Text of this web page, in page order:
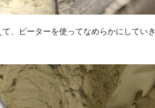
、ビーターを使ってなめらかにしていき